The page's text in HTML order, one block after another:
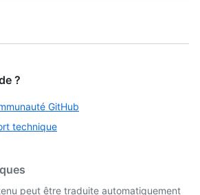
?
GitHub
technique
peut être traduite automatiquement